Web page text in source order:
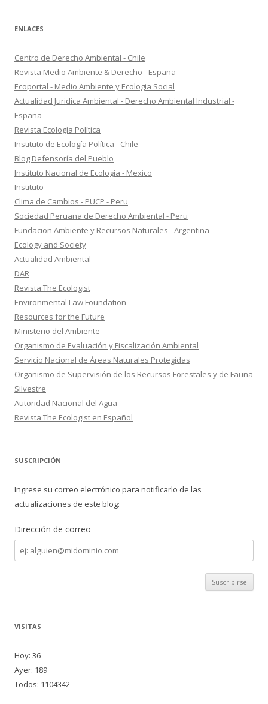
ENLACES
Centro de Derecho Ambiental - Chile
Revista Medio Ambiente & Derecho - España
Ecoportal - Medio Ambiente y Ecologia Social
Actualidad Juridica Ambiental - Derecho Ambiental Industrial -
España
Revista Ecología Política
Instituto de Ecología Política - Chile
Blog Defensoría del Pueblo
Instituto Nacional de Ecología - Mexico
Instituto
Clima de Cambios - PUCP - Peru
Sociedad Peruana de Derecho Ambiental - Peru
Fundacion Ambiente y Recursos Naturales - Argentina
Ecology and Society
Actualidad Ambiental
DAR
Revista The Ecologist
Environmental Law Foundation
Resources for the Future
Ministerio del Ambiente
Organismo de Evaluación y Fiscalización Ambiental
Servicio Nacional de Áreas Naturales Protegidas
Organismo de Supervisión de los Recursos Forestales y de Fauna
Silvestre
Autoridad Nacional del Agua
Revista The Ecologist en Español
SUSCRIPCIÓN
Ingrese su correo electrónico para notificarlo de las
actualizaciones de este blog:
Dirección de correo
Dirección
de
correo
VISITAS
Hoy: 36
Ayer: 189
Todos: 1104342